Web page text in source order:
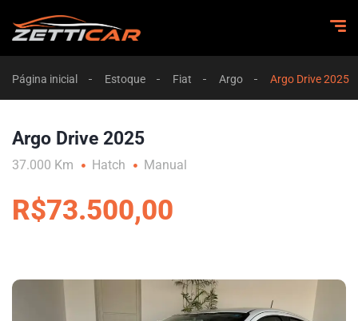
Página inicial Estoque Fiat Argo Argo Drive 2025
Argo Drive 2025
37.000 Km Hatch Manual
R$73.500,00